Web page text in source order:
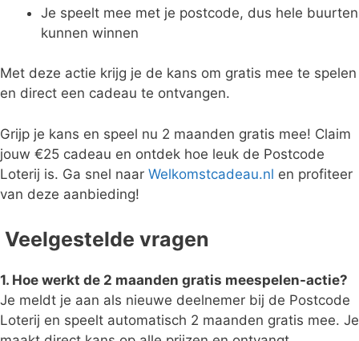
Je speelt mee met je postcode, dus hele buurten
kunnen winnen
Met deze actie krijg je de kans om gratis mee te spelen
en direct een cadeau te ontvangen.
Grijp je kans en speel nu 2 maanden gratis mee! Claim
jouw €25 cadeau en ontdek hoe leuk de Postcode
Loterij is. Ga snel naar Welkomstcadeau.nl en profiteer
van deze aanbieding!
Veelgestelde vragen
1. Hoe werkt de 2 maanden gratis meespelen-actie?
Je meldt je aan als nieuwe deelnemer bij de Postcode
Loterij en speelt automatisch 2 maanden gratis mee. Je